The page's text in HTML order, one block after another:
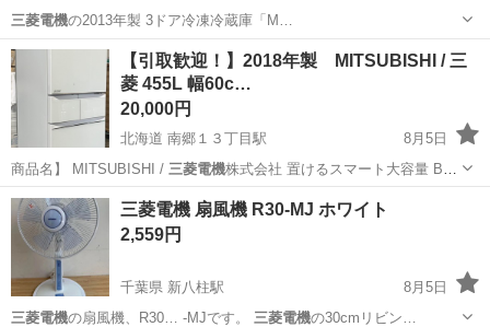
三菱電機の2013年製 3ドア冷凍冷蔵庫「M…
岡山 岡山市 法界院駅 キッチン家電
【引取歓迎！】2018年製 MITSUBISHI / 三
菱 455L 幅60c…
20,000円
北海道 南郷１３丁目駅
8月5日
商品名】 MITSUBISHI / 三菱電機株式会社 置けるスマート大容量 B
シ…
北海道 札幌市 南郷１３丁目駅
三菱電機株式会社
三菱電機 扇風機 R30-MJ ホワイト
2,559円
千葉県 新八柱駅
8月5日
三菱電機の扇風機、R30… -MJです。 三菱電機の30cmリビン…